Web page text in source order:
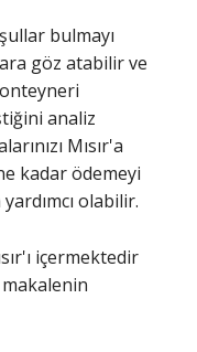
bulmayı
göz atabilir ve
analiz
Mısır'a
kadar ödemeyi
olabilir.
içermektedir